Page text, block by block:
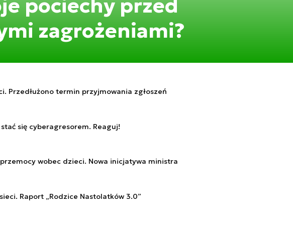
pociechy przed
zagrożeniami?
Przedłużono termin przyjmowania zgłoszeń
się cyberagresorem. Reaguj!
wobec dzieci. Nowa inicjatywa ministra
Raport „Rodzice Nastolatków 3.0”